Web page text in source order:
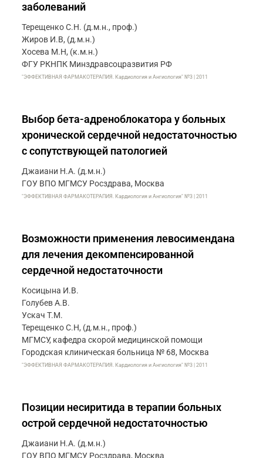
заболеваний
Терещенко С.Н. (д.м.н., проф.)
Жиров И.В, (д.м.н.)
Хосева М.Н, (к.м.н.)
ФГУ РКНПК Минздравсоцразвития РФ
"ЭФФЕКТИВНАЯ ФАРМАКОТЕРАПИЯ. Кардиология и Ангиология" №3 | 2011
Выбор бета-адреноблокатора у больных
хронической сердечной недостаточностью
с сопутствующей патологией
Джаиани Н.А. (д.м.н.)
ГОУ ВПО МГМСУ Росздрава, Москва
"ЭФФЕКТИВНАЯ ФАРМАКОТЕРАПИЯ. Кардиология и Ангиология" №3 | 2011
Возможности применения левосимендана
для лечения декомпенсированной
сердечной недостаточности
Косицына И.В.
Голубев А.В.
Ускач Т.М.
Терещенко С.Н, (д.м.н., проф.)
МГМСУ, кафедра скорой медицинской помощи
Городская клиническая больница № 68, Москва
"ЭФФЕКТИВНАЯ ФАРМАКОТЕРАПИЯ. Кардиология и Ангиология" №3 | 2011
Позиции несиритида в терапии больных
острой сердечной недостаточностью
Джаиани Н.А. (д.м.н.)
ГОУ ВПО МГМСУ Росздрава, Москва